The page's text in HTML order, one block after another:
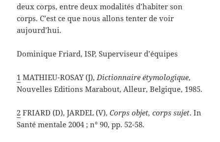
deux corps, entre deux modalités d’habiter son
corps. C’est ce que nous allons tenter de voir
aujourd’hui.
Dominique Friard, ISP, Superviseur d’équipes
1 MATHIEU-ROSAY (J), Dictionnaire étymologique,
Nouvelles Editions Marabout, Alleur, Belgique, 1985.
2 FRIARD (D), JARDEL (V),Corps objet, corps sujet. In
Santé mentale 2004 ; n° 90, pp. 52-58.